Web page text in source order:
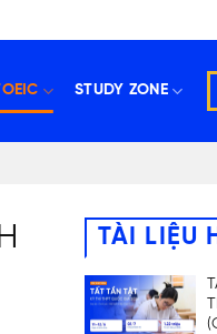
STUDY ZONE
TÀI LIỆU